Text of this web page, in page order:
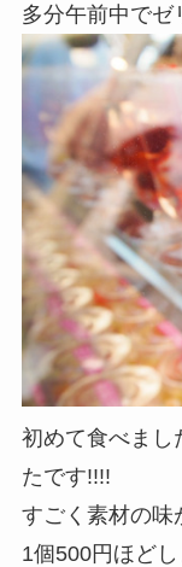
多分午前中でゼ
初めて食べまし
たです!!!!
すごく素材の味
1個500円ほどし